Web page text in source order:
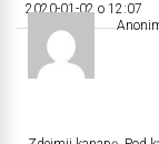
2020-01-02 o 12:07